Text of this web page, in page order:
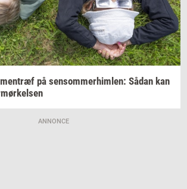
på sen­som­mer­him­len: Sådan kan
ANNONCE